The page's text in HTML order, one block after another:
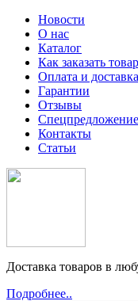
Новости
О нас
Каталог
Как заказать
Оплата и доставка
Гарантии
Отзывы
Спецпредложение
Контакты
Статьи
Доставка товаров в
Подробнее..